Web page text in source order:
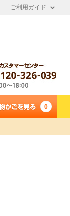
ご利用ガイド
0